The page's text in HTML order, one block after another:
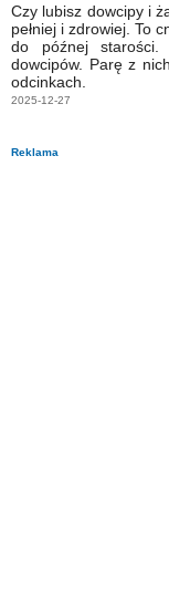
Czy lubisz dowcipy i
pełniej i zdrowiej. To
do późnej
dowcipów. Parę z
odcinkach.
2025-12-27
Reklama